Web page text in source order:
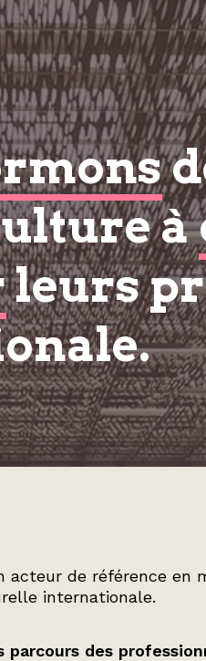
à
leurs
acteur de référence en
internationale.
des